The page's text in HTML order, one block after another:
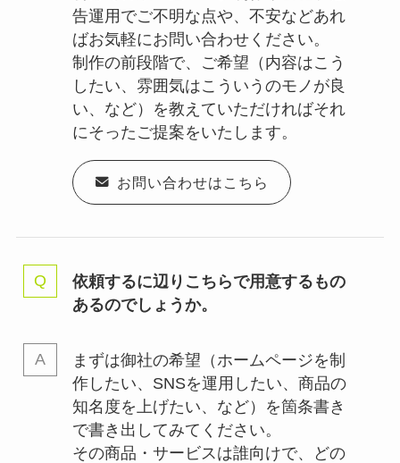
告運用でご不明な点や、不安などあれ
ばお気軽にお問い合わせください。
制作の前段階で、ご希望（内容はこう
したい、雰囲気はこういうのモノが良
い、など）を教えていただければそれ
にそったご提案をいたします。
お問い合わせはこちら
依頼するに辺りこちらで用意するもの
あるのでしょうか。
まずは御社の希望（ホームページを制
作したい、SNSを運用したい、商品の
知名度を上げたい、など）を箇条書き
で書き出してみてください。
その商品・サービスは誰向けで、どの